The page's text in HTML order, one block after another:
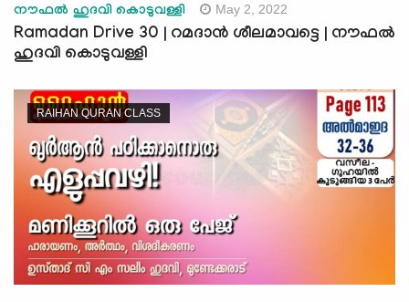
നൗഫൽ ഹുദവി കൊടുവള്ളി May 2, 2022
Ramadan Drive 30 | റമദാൻ ശീലമാവട്ടെ | നൗഫൽ
ഹുദവി കൊടുവള്ളി
RAIHAN QURAN CLASS